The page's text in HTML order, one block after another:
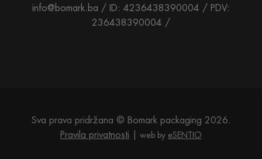
info@bomark.ba / ID: 4236438390004 / PDV:
236438390004 /
Sva prava pridržana © Bomark packaging 2026.
Pravila privatnosti
web by eSENTIO